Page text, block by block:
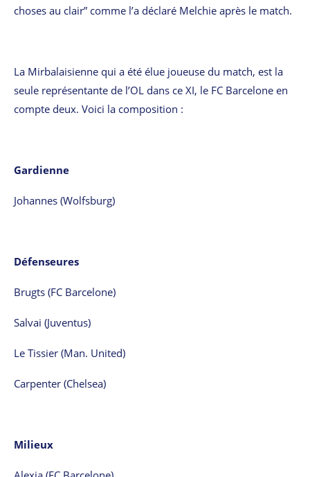
choses au clair” comme l’a déclaré Melchie après le match.
La Mirbalaisienne qui a été élue joueuse du match, est la
seule représentante de l’OL dans ce XI, le FC Barcelone en
compte deux. Voici la composition :
Gardienne
Johannes (Wolfsburg)
Défenseures
Brugts (FC Barcelone)
Salvai (Juventus)
Le Tissier (Man. United)
Carpenter (Chelsea)
Milieux